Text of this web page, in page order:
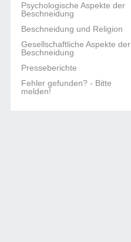
Psychologische Aspekte der
Beschneidung
Beschneidung und Religion
Gesellschaftliche Aspekte der
Beschneidung
Presseberichte
Fehler gefunden? - Bitte
melden!